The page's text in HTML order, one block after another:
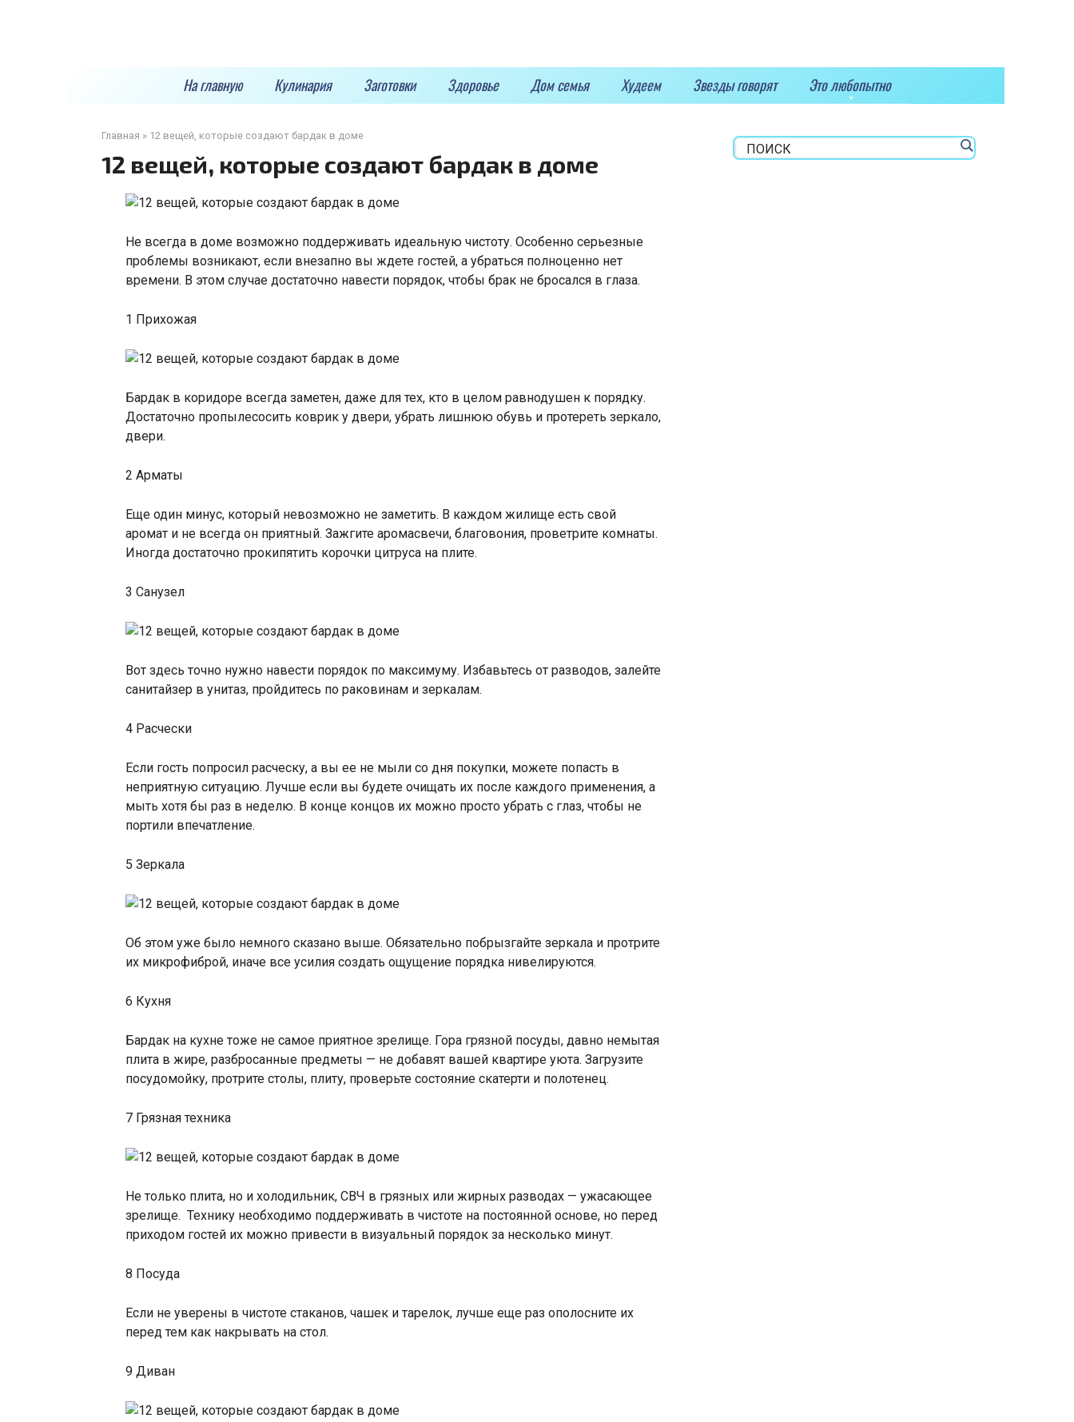
На главную Кулинария Заготовки Здоровье Дом семья Худеем Звезды говорят Это любопытно
Главная » 12 вещей, которые создают бардак в доме
12 вещей, которые создают бардак в доме
Не всегда в доме возможно поддерживать идеальную чистоту. Особенно серьезные
проблемы возникают, если внезапно вы ждете гостей, а убраться полноценно нет
времени. В этом случае достаточно навести порядок, чтобы брак не бросался в глаза.
1 Прихожая
Бардак в коридоре всегда заметен, даже для тех, кто в целом равнодушен к порядку.
Достаточно пропылесосить коврик у двери, убрать лишнюю обувь и протереть зеркало,
двери.
2 Арматы
Еще один минус, который невозможно не заметить. В каждом жилище есть свой
аромат и не всегда он приятный. Зажгите аромасвечи, благовония, проветрите комнаты.
Иногда достаточно прокипятить корочки цитруса на плите.
3 Санузел
Вот здесь точно нужно навести порядок по максимуму. Избавьтесь от разводов, залейте
санитайзер в унитаз, пройдитесь по раковинам и зеркалам.
4 Расчески
Если гость попросил расческу, а вы ее не мыли со дня покупки, можете попасть в
неприятную ситуацию. Лучше если вы будете очищать их после каждого применения, а
мыть хотя бы раз в неделю. В конце концов их можно просто убрать с глаз, чтобы не
портили впечатление.
5 Зеркала
Об этом уже было немного сказано выше. Обязательно побрызгайте зеркала и протрите
их микрофиброй, иначе все усилия создать ощущение порядка нивелируются.
6 Кухня
Бардак на кухне тоже не самое приятное зрелище. Гора грязной посуды, давно немытая
плита в жире, разбросанные предметы — не добавят вашей квартире уюта. Загрузите
посудомойку, протрите столы, плиту, проверьте состояние скатерти и полотенец.
7 Грязная техника
Не только плита, но и холодильник, СВЧ в грязных или жирных разводах — ужасающее
зрелище. Технику необходимо поддерживать в чистоте на постоянной основе, но перед
приходом гостей их можно привести в визуальный порядок за несколько минут.
8 Посуда
Если не уверены в чистоте стаканов, чашек и тарелок, лучше еще раз ополосните их
перед тем как накрывать на стол.
9 Диван